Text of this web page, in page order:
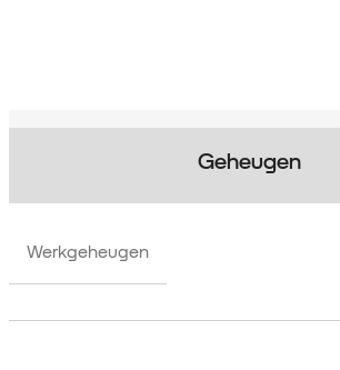
Geheugen
Werkgeheugen